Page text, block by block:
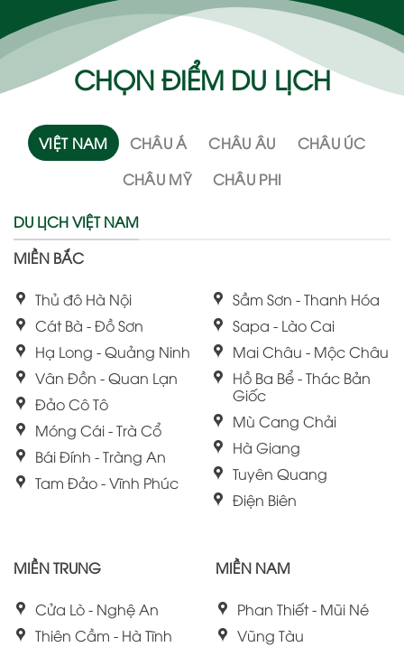
CHỌN ĐIỂM DU LỊCH
VIỆT NAM CHÂU Á CHÂU ÂU
CHÂU ÚC
CHÂU MỸ
CHÂU PHI
DU LỊCH VIỆT NAM
MIỀN BẮC
Thủ đô Hà Nội
Cát Bà - Đồ Sơn
Hạ Long - Quảng Ninh
Vân Đồn - Quan Lạn
Đảo Cô Tô
Móng Cái - Trà Cổ
Bái Đính - Tràng An
Tam Đảo - Vĩnh Phúc
Sầm Sơn - Thanh Hóa
Sapa - Lào Cai
Mai Châu - Mộc Châu
Hồ Ba Bể - Thác Bản
Giốc
Mù Cang Chải
Hà Giang
Tuyên Quang
Điện Biên
MIỀN TRUNG
Cửa Lò - Nghệ An
Thiên Cầm - Hà Tĩnh
MIỀN NAM
Phan Thiết - Mũi Né
Vũng Tàu